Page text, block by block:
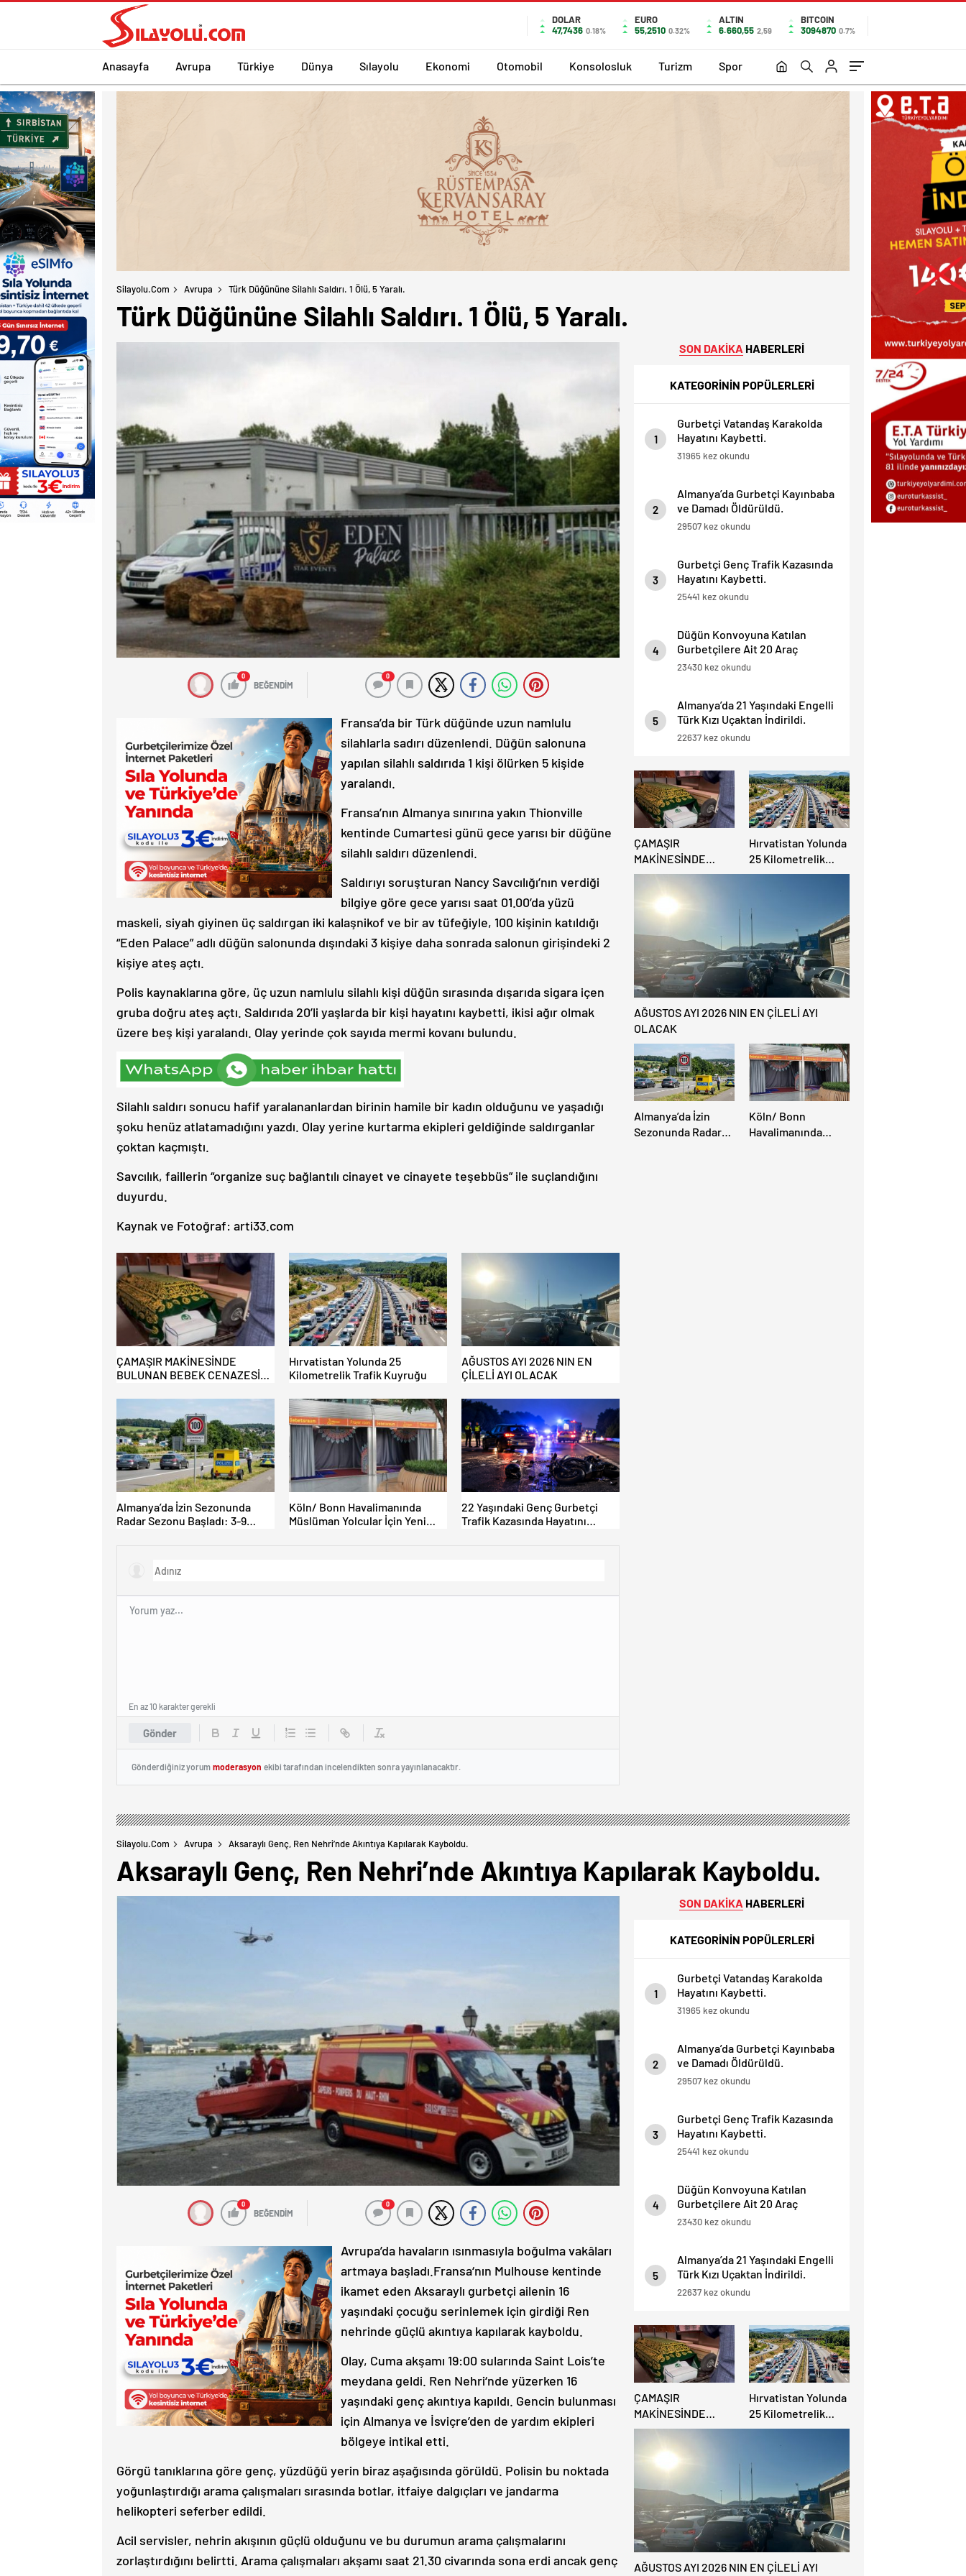
DOLAR
47,7436 0.18%
EURO
55,2510 0.32%
ALTIN
6.660,55 2,59
BITCOIN
3094870 0.7%
Anasayfa Avrupa Türkiye Dünya Sılayolu Ekonomi Otomobil Konsolosluk Turizm Spor
Silayolu.com Avrupa Türk Düğününe Silahlı Saldırı. 1 Ölü, 5 Yaralı.
Türk Düğününe Silahlı Saldırı. 1 Ölü, 5 Yaralı.
0
BEĞENDİM
0
Fransa’da bir Türk düğünde uzun namlulu
silahlarla sadırı düzenlendi. Düğün salonuna
yapılan silahlı saldırıda 1 kişi ölürken 5 kişide
yaralandı.
Fransa’nın Almanya sınırına yakın Thionville
kentinde Cumartesi günü gece yarısı bir düğüne
silahlı saldırı düzenlendi.
Saldırıyı soruşturan Nancy Savcılığı’nın verdiği
bilgiye göre gece yarısı saat 01.00’da yüzü
maskeli, siyah giyinen üç saldırgan iki kalaşnikof ve bir av tüfeğiyle, 100 kişinin katıldığı
“Eden Palace” adlı düğün salonunda dışındaki 3 kişiye daha sonrada salonun girişindeki 2
kişiye ateş açtı.
Polis kaynaklarına göre, üç uzun namlulu silahlı kişi düğün sırasında dışarıda sigara içen
gruba doğru ateş açtı. Saldırıda 20’li yaşlarda bir kişi hayatını kaybetti, ikisi ağır olmak
üzere beş kişi yaralandı. Olay yerinde çok sayıda mermi kovanı bulundu.
Silahlı saldırı sonucu hafif yaralananlardan birinin hamile bir kadın olduğunu ve yaşadığı
şoku henüz atlatamadığını yazdı. Olay yerine kurtarma ekipleri geldiğinde saldırganlar
çoktan kaçmıştı.
Savcılık, faillerin “organize suç bağlantılı cinayet ve cinayete teşebbüs” ile suçlandığını
duyurdu.
Kaynak ve Fotoğraf: arti33.com
ÇAMAŞIR MAKİNESİNDE
BULUNAN BEBEK CENAZESİ
Hırvatistan Yolunda 25
Kilometrelik Trafik Kuyruğu
AĞUSTOS AYI 2026 NIN EN
ÇİLELİ AYI OLACAK
Almanya’da İzin Sezonunda
Radar Sezonu Başladı: 3-9
Köln/ Bonn Havalimanında
Müslüman Yolcular İçin Yeni
22 Yaşındaki Genç Gurbetçi
Trafik Kazasında Hayatını
Gönder
En az 10 karakter gerekli
Gönderdiğiniz yorum moderasyon ekibi tarafından incelendikten sonra yayınlanacaktır.
SON DAKİKA HABERLERİ
KATEGORİNİN POPÜLERLERİ
1
Gurbetçi Vatandaş Karakolda
Hayatını Kaybetti.
31965 kez okundu
2
Almanya’da Gurbetçi Kayınbaba
ve Damadı Öldürüldü.
29507 kez okundu
3
Gurbetçi Genç Trafik Kazasında
Hayatını Kaybetti.
25441 kez okundu
4
Düğün Konvoyuna Katılan
Gurbetçilere Ait 20 Araç
Trafikten Men Edildi.
23430 kez okundu
5
Almanya’da 21 Yaşındaki Engelli
Türk Kızı Uçaktan İndirildi.
Detaylar Haberde.
22637 kez okundu
ÇAMAŞIR
MAKİNESİNDE
BULUNAN BEBEK
CENAZESİ ŞOK ETTİ
Hırvatistan Yolunda
25 Kilometrelik
Trafik Kuyruğu
AĞUSTOS AYI 2026 NIN EN ÇİLELİ AYI
OLACAK
Almanya’da İzin
Sezonunda Radar
Köln/ Bonn
Havalimanında
Silayolu.com Avrupa Aksaraylı Genç, Ren Nehri’nde Akıntıya Kapılarak Kayboldu.
Aksaraylı Genç, Ren Nehri’nde Akıntıya Kapılarak Kayboldu.
0
BEĞENDİM
0
Avrupa’da havaların ısınmasıyla boğulma vakâları
artmaya başladı.Fransa‘nın Mulhouse kentinde
ikamet eden Aksaraylı gurbetçi ailenin 16
yaşındaki çocuğu serinlemek için girdiği Ren
nehrinde güçlü akıntıya kapılarak kayboldu.
Olay, Cuma akşamı 19:00 sularında Saint Lois’te
meydana geldi. Ren Nehri‘nde yüzerken 16
yaşındaki genç akıntıya kapıldı. Gencin bulunması
için Almanya ve İsviçre’den de yardım ekipleri
bölgeye intikal etti.
Görgü tanıklarına göre genç, yüzdüğü yerin biraz aşağısında görüldü. Polisin bu noktada
yoğunlaştırdığı arama çalışmaları sırasında botlar, itfaiye dalgıçları ve jandarma
helikopteri seferber edildi.
Acil servisler, nehrin akışının güçlü olduğunu ve bu durumun arama çalışmalarını
zorlaştırdığını belirtti. Arama çalışmaları akşamı saat 21.30 civarında sona erdi ancak genç
SON DAKİKA HABERLERİ
KATEGORİNİN POPÜLERLERİ
1
Gurbetçi Vatandaş Karakolda
Hayatını Kaybetti.
31965 kez okundu
2
Almanya’da Gurbetçi Kayınbaba
ve Damadı Öldürüldü.
29507 kez okundu
3
Gurbetçi Genç Trafik Kazasında
Hayatını Kaybetti.
25441 kez okundu
4
Düğün Konvoyuna Katılan
Gurbetçilere Ait 20 Araç
Trafikten Men Edildi.
23430 kez okundu
5
Almanya’da 21 Yaşındaki Engelli
Türk Kızı Uçaktan İndirildi.
Detaylar Haberde.
22637 kez okundu
ÇAMAŞIR
MAKİNESİNDE
BULUNAN BEBEK
CENAZESİ ŞOK ETTİ
Hırvatistan Yolunda
25 Kilometrelik
Trafik Kuyruğu
AĞUSTOS AYI 2026 NIN EN ÇİLELİ AYI